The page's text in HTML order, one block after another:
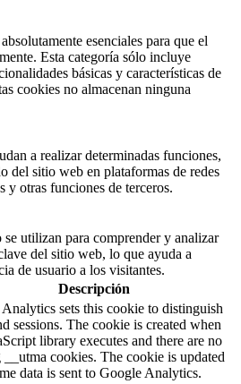
esenciales para que el
Esta categoría sólo incluye
básicas y características de
cookies no almacenan ninguna
a realizar determinadas funciones,
del sitio web en plataformas de redes
y otras funciones de terceros.
utilizan para comprender y analizar
del sitio web, lo que ayuda a
de usuario a los visitantes.
Descripción
sets this cookie to distinguish
sessions. The cookie is created when
library executes and there are no
__utma cookies. The cookie is updated
data is sent to Google Analytics.